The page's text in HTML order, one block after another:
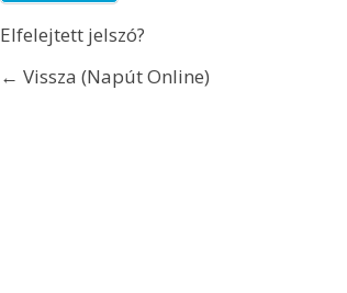
Elfelejtett jelszó?
← Vissza (Napút Online)